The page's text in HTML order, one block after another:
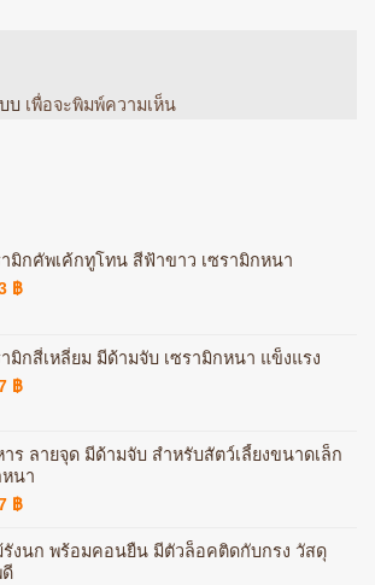
บ เพื่อจะพิมพ์ความเห็น
ามิกคัพเค้กทูโทน สีฟ้าขาว เซรามิกหนา
฿.
฿Current
43 ฿.
ามิกสี่เหลี่ยม มีด้ามจับ เซรามิกหนา แข็งแรง
฿.
฿Current
37 ฿.
าร ลายจุด มีด้ามจับ สำหรับสัตว์เลี้ยงขนาดเล็ก
หนา
฿.
฿Current
is:
รังนก พร้อมคอนยืน มีตัวล็อคติดกับกรง วัสดุ